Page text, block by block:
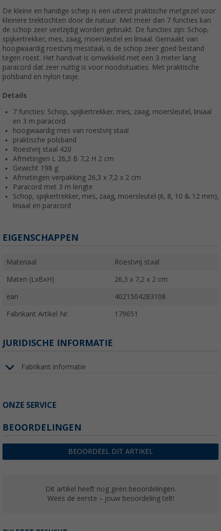
De kleine en handige schep is een uiterst praktische metgezel voor
kleinere trektochten door de natuur. Met meer dan 7 functies kan
de schop zeer veelzijdig worden gebruikt. De functies zijn: Schop,
spijkertrekker, mes, zaag, moersleutel en liniaal. Gemaakt van
hoogwaardig roestvrij messtaal, is de schop zeer goed bestand
tegen roest. Het handvat is omwikkeld met een 3 meter lang
paracord dat zeer nuttig is voor noodsituaties. Met praktische
polsband en nylon tasje.
Details
7 functies: Schop, spijkertrekker, mes, zaag, moersleutel, liniaal
en 3 m paracord
hoogwaardig mes van roestvrij staal
praktische polsband
Roestvrij staal 420
Afmetingen L 26,3 B 7,2 H 2 cm
Gewicht 198 g
Afmetingen verpakking 26,3 x 7,2 x 2 cm
Paracord met 3 m lengte
Schop, spijkertrekker, mes, zaag, moersleutel (6, 8, 10 & 12 mm),
liniaal en paracord
EIGENSCHAPPEN
Materiaal Roestvrij staal
Maten (LxBxH) 26,3 x 7,2 x 2 cm
ean 4021504283108
Fabrikant Artikel Nr. 179651
JURIDISCHE INFORMATIE
Fabrikant informatie
ONZE SERVICE
BEOORDELINGEN
BEOORDEEL DIT ARTIKEL
Dit artikel heeft nog geen beoordelingen.
Wees de eerste – jouw beoordeling telt!